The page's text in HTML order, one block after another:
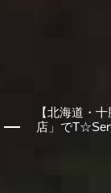
【北海道・
店」で